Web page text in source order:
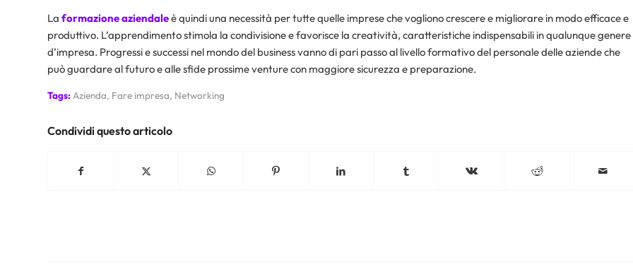
La formazione aziendaleè quindi una necessità per tutte quelle imprese che vogliono crescere e migliorare in modo efficace e
produttivo. L’apprendimento stimola la condivisione e favorisce la creatività, caratteristiche indispensabili in qualunque genere
d’impresa. Progressi e successi nel mondo del business vanno di pari passo al livello formativo del personale delle aziende che
può guardare al futuro e alle sfide prossime venture con maggiore sicurezza e preparazione.
Tags:Azienda, Fare impresa, Networking
Condividi questo articolo